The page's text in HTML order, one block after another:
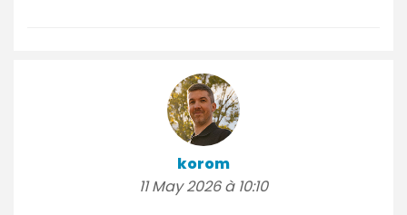
korom
11 May 2026 à 10:10